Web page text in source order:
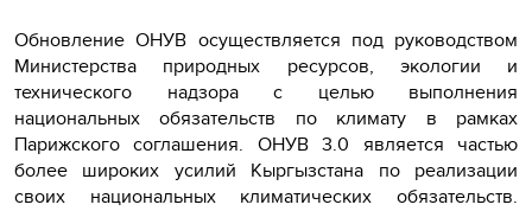
Обновление ОНУВ осуществляется под руководством
Министерства природных ресурсов, экологии и
технического надзора с целью выполнения
национальных обязательств по климату в рамках
Парижского соглашения. ОНУВ 3.0 является частью
более широких усилий Кыргызстана по реализации
своих национальных климатических обязательств.